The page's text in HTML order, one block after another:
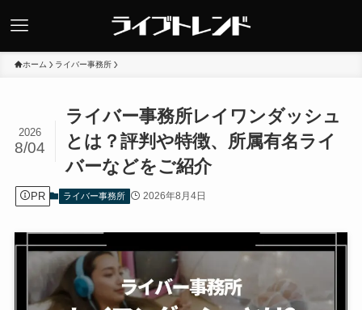
ホーム ライバー事務所
ライバー事務所レイワンダッシュ
とは？評判や特徴、所属有名ライ
バーなどをご紹介
2026
8/04
PR ライバー事務所 2026年8月4日